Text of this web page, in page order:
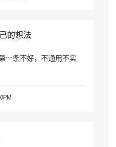
的想法
一条不好，不通用不实